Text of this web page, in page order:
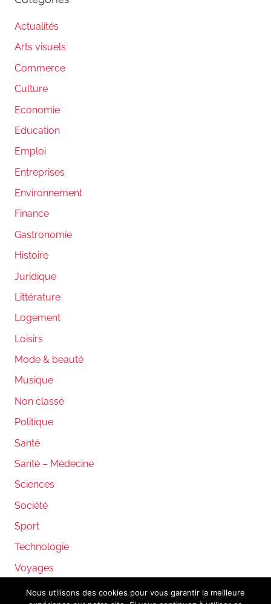
Actualités
Arts visuels
Commerce
Culture
Economie
Education
Emploi
Entreprises
Environnement
Finance
Gastronomie
Histoire
Juridique
Littérature
Logement
Loisirs
Mode & beauté
Musique
Non classé
Politique
Santé
Santé – Médecine
Sciences
Société
Sport
Technologie
Voyages
Nous utilisons des cookies pour vous garantir la meilleure